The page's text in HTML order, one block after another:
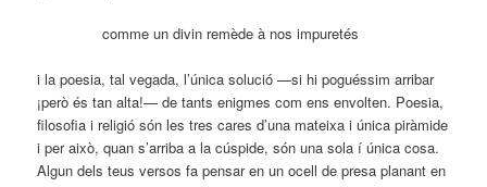
comme un divin remède à nos impuretés
i la poesia, tal vegada, l’única solució —si hi poguéssim arribar
¡però és tan alta!— de tants enigmes com ens envolten. Poesia,
filosofia i religió són les tres cares d’una mateixa i única piràmide
i per això, quan s’arriba a la cúspide, són una sola í única cosa.
Algun dels teus versos fa pensar en un ocell de presa planant en